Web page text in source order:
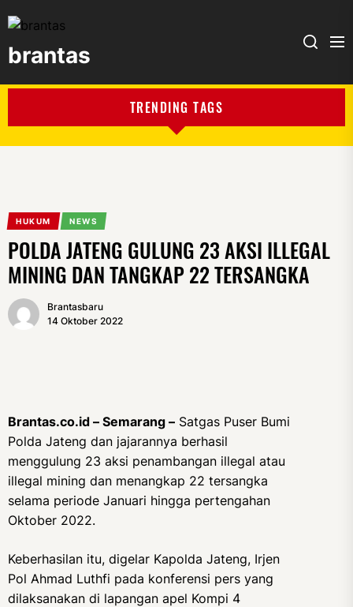
brantas
TRENDING TAGS
HUKUM NEWS
POLDA JATENG GULUNG 23 AKSI ILLEGAL
MINING DAN TANGKAP 22 TERSANGKA
Brantasbaru
14 Oktober 2022
Brantas.co.id – Semarang – Satgas Puser Bumi
Polda Jateng dan jajarannya berhasil
menggulung 23 aksi penambangan illegal atau
illegal mining dan menangkap 22 tersangka
selama periode Januari hingga pertengahan
Oktober 2022.
Keberhasilan itu, digelar Kapolda Jateng, Irjen
Pol Ahmad Luthfi pada konferensi pers yang
dilaksanakan di lapangan apel Kompi 4